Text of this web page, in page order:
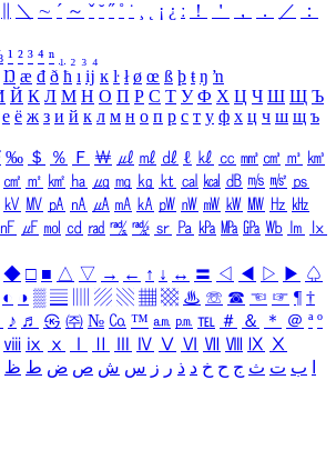
＼ ∼ ´ ～ ˇ ˘ ˝ ˚ ˙ ¸ ¡ ¿ ː ！ ＇ ， ． ／
：
¹ ² ³ ⁴ ⁿ ₁ ₂ ₃ ₄
Ŋ æ đ ð ħ ı ĳ ĸ ŀ ł ø œ ß þ ŧ ŋ ŉ
Й К Л М Н О П Р С Т У Ф Х Ц Ч Ш Щ Ъ
е ё ж з и й к л м н о п р с т у ф х ц ч ш щ ъ
‰ ＄ ％ Ｆ ￦ ㎕ ㎖ ㎗ ℓ ㎘ ㏄ ㎣ ㎤ ㎥ ㎦
㎠ ㎡ ㎢ ㏊ ㎍ ㎎ ㎏ ㏏ ㎈ ㎉ ㏈ ㎧ ㎨ ㎰
㎸ ㎹ ㎀ ㎁ ㎂ ㎃ ㎄ ㎺ ㎻ ㎽ ㎾ ㎿ ㎐ ㎑
㎋ ㎌ ㏖ ㏅ ㎭ ㎮ ㎯ ㏛ ㎩ ㎪ ㎫ ㎬ ㏝ ㏐
㏓
◆ □ ■ △ ▽ → ← ↑ ↓ ↔ 〓 ◁ ◀ ▷ ▶ ♤
◐ ◑ ▒ ▤ ▨ ▧ ▦ ▩ ♨ ☏ ☎ ☜ ☞ ¶ †
♪ ♬ ㉿ ㈜ № ㏇ ™ ㏂ ㏘ ℡ ＃ ＆ ＊ ＠ ª º
ⅷ ⅸ ⅹ Ⅳ Ⅴ Ⅵ Ⅶ Ⅷ Ⅸ Ⅹ
ب ت ث ج ح خ د ذ ر ز س ش ص ض ط ظ